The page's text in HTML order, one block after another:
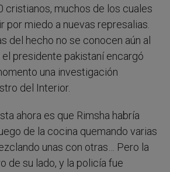
cristianos, muchos de los cuales
por miedo a nuevas represalias.
del hecho no se conocen aún al
presidente pakistaní encargó
una investigación
del Interior.
ahora es que Rimsha habría
de la cocina quemando varias
unas con otras… Pero la
de su lado, y la policía fue